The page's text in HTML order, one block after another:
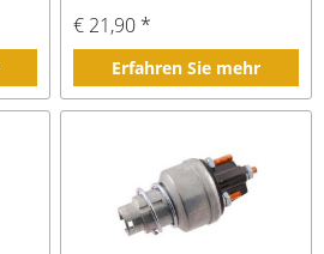
€ 21,90 *
Erfahren Sie mehr